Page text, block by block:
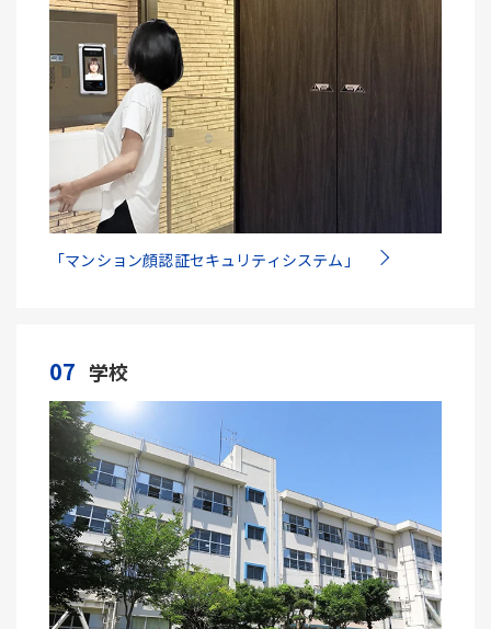
「マンション顔認証セキュリティシステム」
07 学校